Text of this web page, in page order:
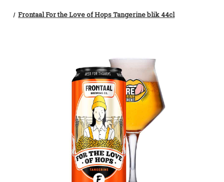
Frontaal For the Love of Hops Tangerine blik 44cl